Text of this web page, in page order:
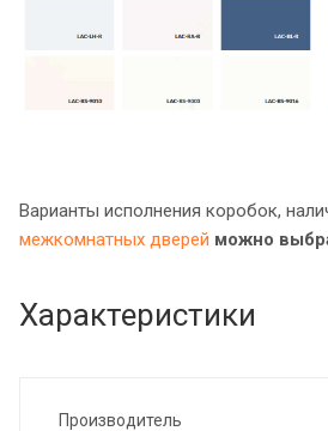
Варианты исполнения коробок,
межкомнатных дверей можно
Характеристики
Производитель